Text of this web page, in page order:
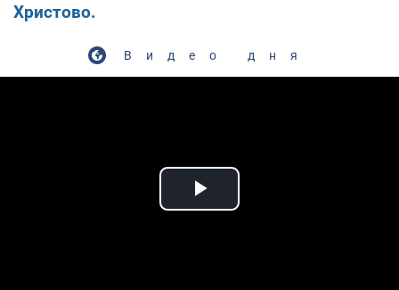
Христово.
Видео дня
Play Video